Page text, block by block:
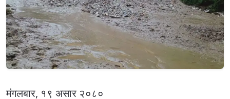
मंगलबार, १९ असार २०८०